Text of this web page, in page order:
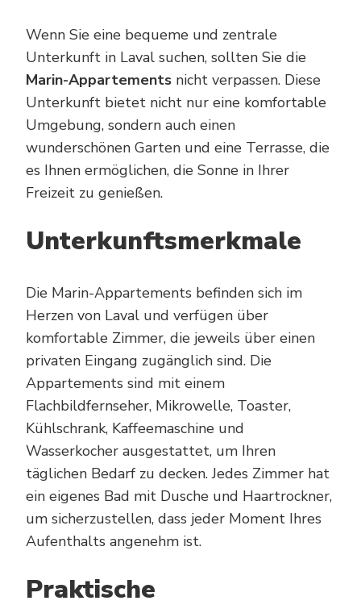
Wenn Sie eine bequeme und zentrale
Unterkunft in Laval suchen, sollten Sie die
Marin-Appartements nicht verpassen. Diese
Unterkunft bietet nicht nur eine komfortable
Umgebung, sondern auch einen
wunderschönen Garten und eine Terrasse, die
es Ihnen ermöglichen, die Sonne in Ihrer
Freizeit zu genießen.
Unterkunftsmerkmale
Die Marin-Appartements befinden sich im
Herzen von Laval und verfügen über
komfortable Zimmer, die jeweils über einen
privaten Eingang zugänglich sind. Die
Appartements sind mit einem
Flachbildfernseher, Mikrowelle, Toaster,
Kühlschrank, Kaffeemaschine und
Wasserkocher ausgestattet, um Ihren
täglichen Bedarf zu decken. Jedes Zimmer hat
ein eigenes Bad mit Dusche und Haartrockner,
um sicherzustellen, dass jeder Moment Ihres
Aufenthalts angenehm ist.
Praktische